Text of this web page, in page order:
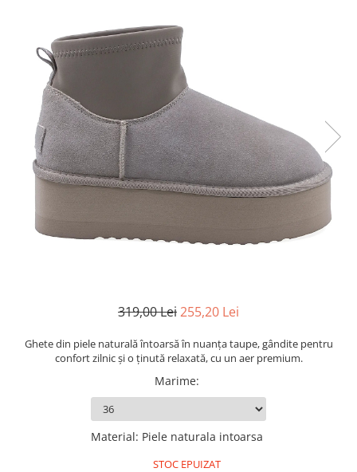
319,00 Lei255,20 Lei
Ghete din piele naturală întoarsă în nuanța taupe, gândite pentru
confort zilnic și o ținută relaxată, cu un aer premium.
Marime:
Material: Piele naturala intoarsa
STOC EPUIZAT